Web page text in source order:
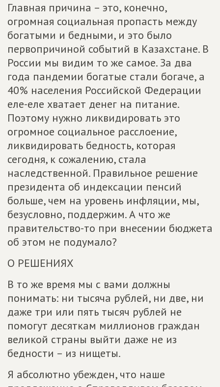
Главная причина – это, конечно,
огромная социальная пропасть между
богатыми и бедными, и это было
первопричиной событий в Казахстане. В
России мы видим то же самое. За два
года пандемии богатые стали богаче, а
40% населения Российской Федерации
еле-еле хватает денег на питание.
Поэтому нужно ликвидировать это
огромное социальное расслоение,
ликвидировать бедность, которая
сегодня, к сожалению, стала
наследственной. Правильное решение
президента об индексации пенсий
больше, чем на уровень инфляции, мы,
безусловно, поддержим. А что же
правительство-то при внесении бюджета
об этом не подумало?
О РЕШЕНИЯХ
В то же время мы с вами должны
понимать: ни тысяча рублей, ни две, ни
даже три или пять тысяч рублей не
помогут десяткам миллионов граждан
великой страны выйти даже не из
бедности – из нищеты.
Я абсолютно убежден, что наше